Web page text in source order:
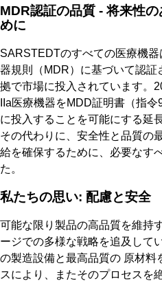
MDR認証の品質 - 将来性
めに
SARSTEDTのすべての医療機
器規則（MDR）に基づいて認
拠で市場に投入されています。
IIa医療機器をMDD証明書（指
に投入することを可能にする延
その代わりに、安全性と品質の
給を確保するために、必要なす
た。
私たちの思い: 配慮と安全
可能な限り製品の高品質を維持
ージでの多様な戦略を追及して
の製造設備と最高品質の 原材料
スにより、またそのプロセスを